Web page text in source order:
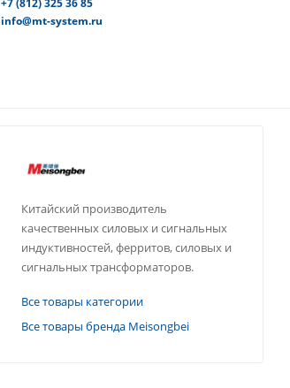
+7 (812) 325 36 85
info@mt-system.ru
Китайский производитель
качественных силовых и сигнальных
индуктивностей, ферритов, силовых и
сигнальных трансформаторов.
Все товары категории
Все товары бренда Meisongbei